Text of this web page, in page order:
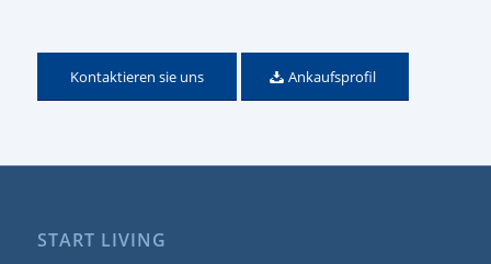
Kontaktieren sie uns Ankaufsprofil
START LIVING